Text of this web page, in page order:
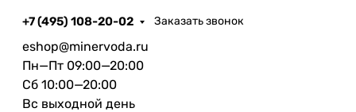
+7 (495) 108-20-02 Заказать звонок
eshop@minervoda.ru
Пн—Пт 09:00—20:00
Сб 10:00—20:00
Вс выходной день